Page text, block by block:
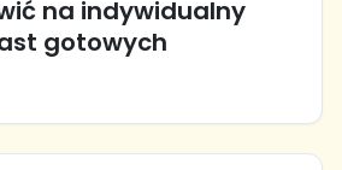
na indywidualny
gotowych